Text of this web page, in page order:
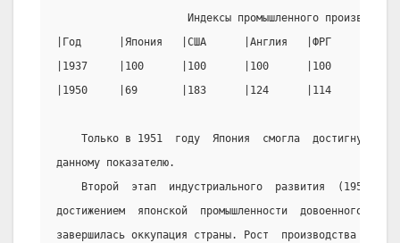
Индексы промышленного
|Год      |Япония   |США      |Англия   |ФРГ
|1937     |100      |100      |100      |100
|1950     |69       |183      |124      |114
Только в 1951  году  Япония  смогла  достигнуть
данному показателю.
Второй  этап  индустриального  развития  (1951-
достижением  японской  промышленности  довоенного
завершилась оккупация страны. Рост  производства